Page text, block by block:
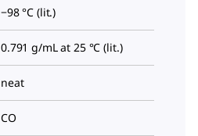
−98 °C (lit.)
0.791 g/mL at 25 °C (lit.)
neat
CO